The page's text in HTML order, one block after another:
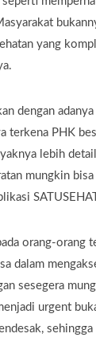
yang
dengan
terkena PHK
lebih
mungkin
orang-
dalam
sesegera
urgent